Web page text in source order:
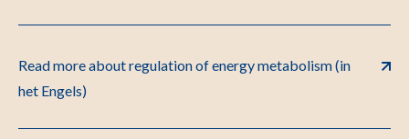
Read more about regulation of energy metabolism (in
het Engels)